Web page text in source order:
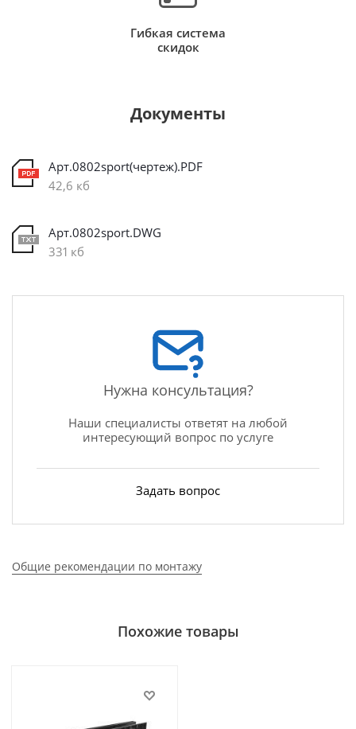
Гибкая система
скидок
Документы
Арт.0802sport(чертеж).PDF
42,6 кб
Арт.0802sport.DWG
331 кб
Нужна консультация?
Наши специалисты ответят на любой
интересующий вопрос по услуге
Задать вопрос
Общие рекомендации по монтажу
Похожие товары